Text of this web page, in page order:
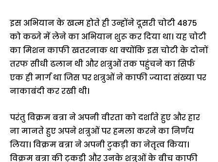
इस अभियान के खत्म होते ही उन्होंने दूसरी चोटी 4875
को कब्जे में लेने का अभियान शुरू कर दिया था। यह चोटी
का मिशन काफी खतरनाक था क्योंकि इस चोटी के दोनों
तरफ सीधी ढलान थी और शत्रुओं तक पहुंचने का सिर्फ
एक ही मार्ग था जिस पर शत्रुओं ने काफी ज्यादा संख्या पर
नाकाबंदी कर रखी थी।
परंतु विक्रम बत्रा ने अपनी वीरता को दर्शाते हुए और हार
ना मानते हुए अपने शत्रुओं पर हमला करने का निर्णय
लिया। विक्रम बत्रा ने अपनी टुकड़ी का नेतृत्व किया।
विक्रम बत्रा की टुकड़ी और उनके शत्रुओं के बीच काफी